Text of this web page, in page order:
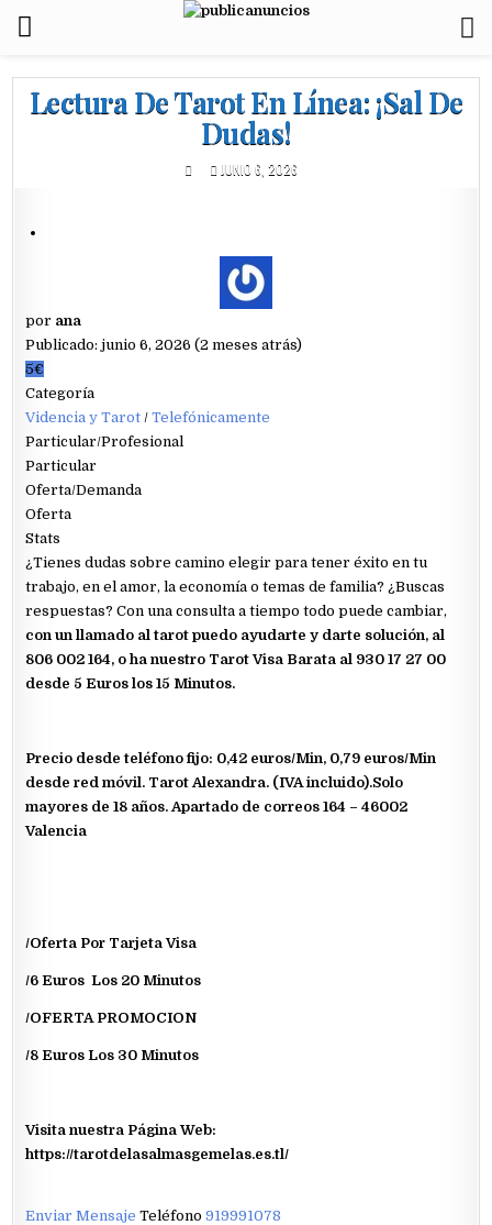
Lectura De Tarot En Línea: ¡Sal De
Dudas!
JUNIO 6, 2026
por ana
Publicado: junio 6, 2026 (2 meses atrás)
5€
Categoría
Videncia y Tarot /Telefónicamente
Particular/Profesional
Particular
Oferta/Demanda
Oferta
Stats
¿Tienes dudas sobre camino elegir para tener éxito en tu
trabajo, en el amor, la economía o temas de familia? ¿Buscas
respuestas? Con una consulta a tiempo todo puede cambiar,
con un llamado al tarot puedo ayudarte y darte solución, al
806 002 164, o ha nuestro Tarot Visa Barata al 930 17 27 00
desde 5 Euros los 15 Minutos.
Precio desde teléfono fijo: 0,42 euros/Min, 0,79 euros/Min
desde red móvil. Tarot Alexandra. (IVA incluido).Solo
mayores de 18 años. Apartado de correos 164 – 46002
Valencia
/Oferta Por Tarjeta Visa
/6 Euros Los 20 Minutos
/OFERTA PROMOCION
/8 Euros Los 30 Minutos
Visita nuestra Página Web:
https://tarotdelasalmasgemelas.es.tl/
Enviar MensajeTeléfono919991078